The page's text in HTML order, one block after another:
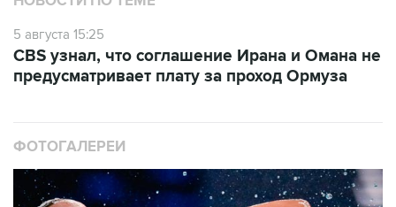
5 августа 15:25
CBS узнал, что соглашение Ирана и Омана не
предусматривает плату за проход Ормуза
ФОТОГАЛЕРЕИ